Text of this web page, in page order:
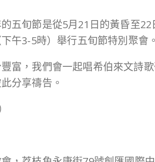
五旬節是從5月21日的黃昏至
午3-5時）舉行五旬節特別聚會。
富，我們會一起唱希伯來文詩
分享禱告。